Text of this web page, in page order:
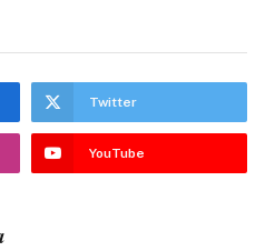
Twitter
YouTube